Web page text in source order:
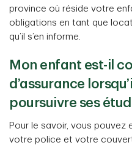
province où réside votre
obligations en tant que
qu’il s’en informe.
Mon enfant est-il
d’assurance
poursuivre ses
Pour le savoir, vous pouvez
votre police et votre